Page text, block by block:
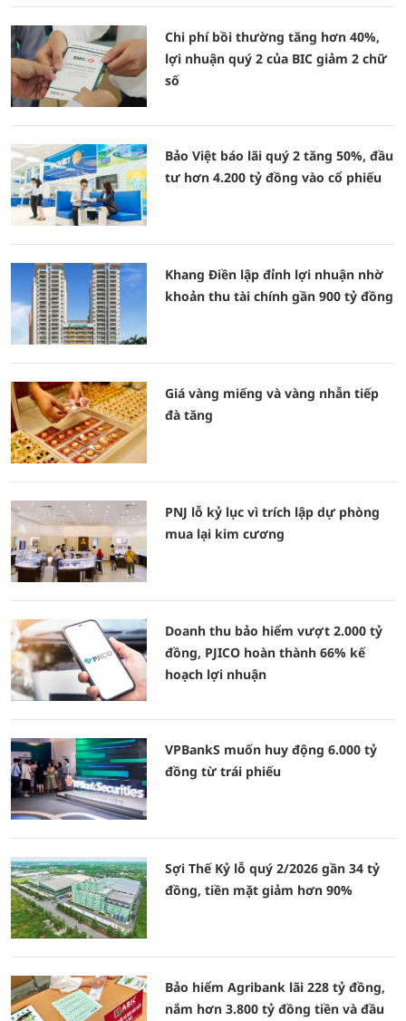
Chi phí bồi thường tăng hơn 40%,
lợi nhuận quý 2 của BIC giảm 2 chữ
số
Bảo Việt báo lãi quý 2 tăng 50%, đầu
tư hơn 4.200 tỷ đồng vào cổ phiếu
Khang Điền lập đỉnh lợi nhuận nhờ
khoản thu tài chính gần 900 tỷ đồng
Giá vàng miếng và vàng nhẫn tiếp
đà tăng
PNJ lỗ kỷ lục vì trích lập dự phòng
mua lại kim cương
Doanh thu bảo hiểm vượt 2.000 tỷ
đồng, PJICO hoàn thành 66% kế
hoạch lợi nhuận
VPBankS muốn huy động 6.000 tỷ
đồng từ trái phiếu
Sợi Thế Kỷ lỗ quý 2/2026 gần 34 tỷ
đồng, tiền mặt giảm hơn 90%
Bảo hiểm Agribank lãi 228 tỷ đồng,
nắm hơn 3.800 tỷ đồng tiền và đầu